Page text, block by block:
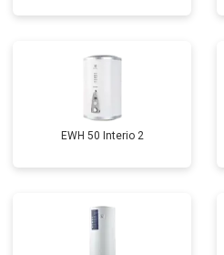
EWH 50 Interio 2